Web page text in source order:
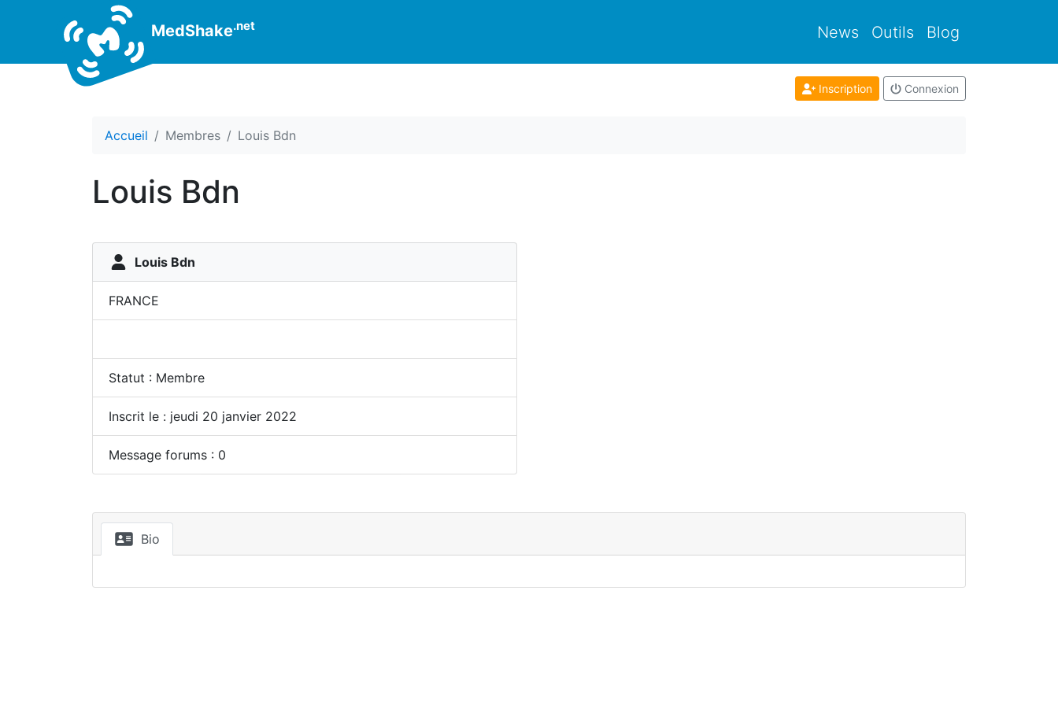
MedShake.net News Outils Blog
Inscription Connexion
Accueil Membres Louis Bdn
Louis Bdn
Louis Bdn
FRANCE
Statut : Membre
Inscrit le : jeudi 20 janvier 2022
Message forums : 0
Bio